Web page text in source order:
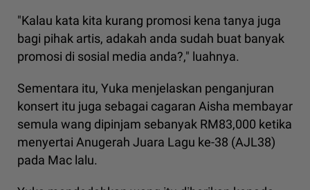
"Kalau kata kita kurang promosi kena tanya juga
bagi pihak artis, adakah anda sudah buat banyak
promosi di sosial media anda?," luahnya.
Sementara itu, Yuka menjelaskan penganjuran
konsert itu juga sebagai cagaran Aisha membayar
semula wang dipinjam sebanyak RM83,000 ketika
menyertai Anugerah Juara Lagu ke-38 (AJL38)
pada Mac lalu.